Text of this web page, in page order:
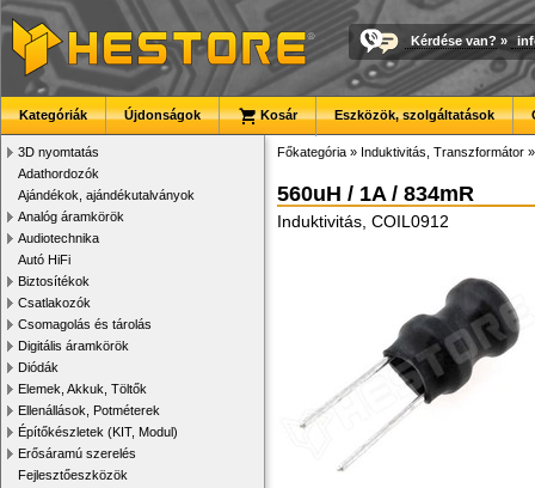
Kérdése van? »
Kategóriák Újdonságok Kosár Eszközök, szolgáltatások
3D nyomtatás
Adathordozók
Ajándékok, ajándékutalványok
Analóg áramkörök
Audiotechnika
Autó HiFi
Biztosítékok
Csatlakozók
Csomagolás és tárolás
Digitális áramkörök
Diódák
Elemek, Akkuk, Töltők
Ellenállások, Potméterek
Építőkészletek (KIT, Modul)
Erősáramú szerelés
Fejlesztőeszközök
Főkategória » Induktivitás, Transzformátor
560uH / 1A / 834mR
Induktivitás, COIL0912